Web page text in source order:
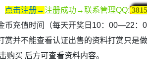
点击注册→注册成功→联系管理QQ:
币充值时间（每天开奖日10：00—22：
赏并不能查看认证出售的资料打赏只
购买 后方可查看资料内容。